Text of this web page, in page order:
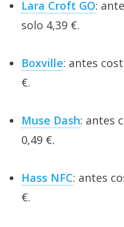
Lara Croft GO:
solo 4,39 €.
Boxville: antes
€.
Muse Dash: antes
0,49 €.
Hass NFC: antes
€.